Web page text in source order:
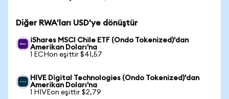
Diğer RWA'ları USD'ye dönüştür
iShares MSCI Chile ETF (Ondo Tokenized)'dan
Amerikan Doları'na
1 ECHon eşittir $41,57
HIVE Digital Technologies (Ondo Tokenized)'dan
Amerikan Doları'na
1 HIVEon eşittir $2,79